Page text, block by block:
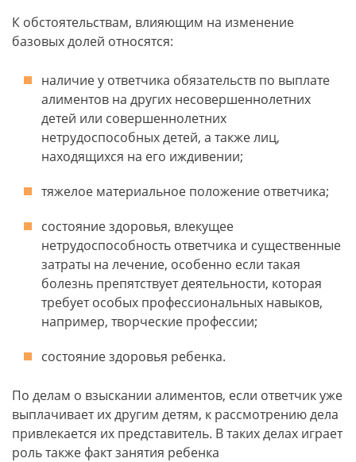
К обстоятельствам, влияющим на изменение
базовых долей относятся:
наличие у ответчика обязательств по выплате
алиментов на других несовершеннолетних
детей или совершеннолетних
нетрудоспособных детей, а также лиц,
находящихся на его иждивении;
тяжелое материальное положение ответчика;
состояние здоровья, влекущее
нетрудоспособность ответчика и существенные
затраты на лечение, особенно если такая
болезнь препятствует деятельности, которая
требует особых профессиональных навыков,
например, творческие профессии;
состояние здоровья ребенка.
По делам о взыскании алиментов, если ответчик уже
выплачивает их другим детям, к рассмотрению дела
привлекается их представитель. В таких делах играет
роль также факт занятия ребенка